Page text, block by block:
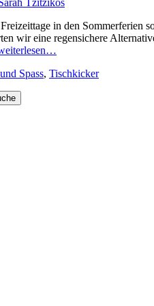
in den Sommerferien
wir eine regensichere
Spass, Tischkicker